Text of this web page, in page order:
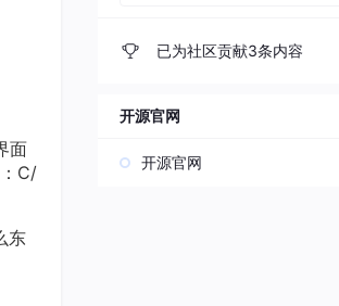
面
C/
东
已为社区贡献3条内容
开源官网
开源官网